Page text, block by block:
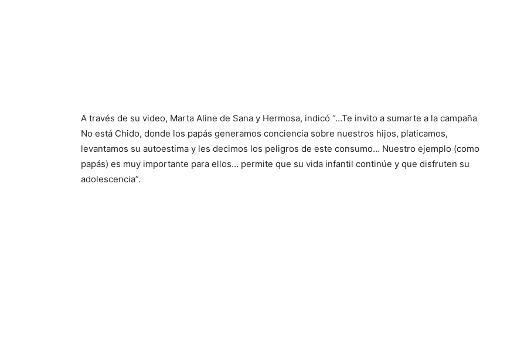
A través de su video, Marta Aline de Sana y Hermosa, indicó “…Te invito a sumarte a la campaña
No está Chido, donde los papás generamos conciencia sobre nuestros hijos, platicamos,
levantamos su autoestima y les decimos los peligros de este consumo… Nuestro ejemplo (como
papás) es muy importante para ellos… permite que su vida infantil continúe y que disfruten su
adolescencia”.